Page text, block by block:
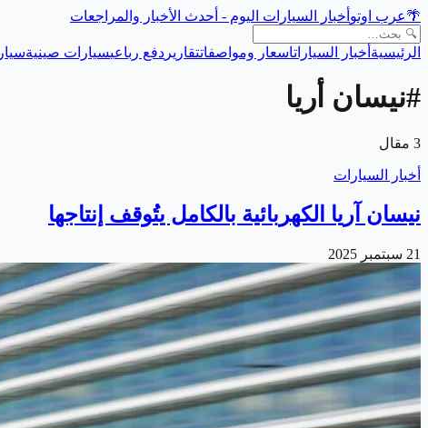
🌴عرب اوتو أخبار السيارات اليوم - أحدث الأخبار والمراجعات
الرئيسية أخبار السياراتاسعار ومواصفاتتقارير دفع رباعيسيارات صينية
#نيسان أريا
3 مقال
أخبار السيارات
نيسان آريا الكهربائية بالكامل يتُوقف إنتاجها
21 سبتمبر 2025